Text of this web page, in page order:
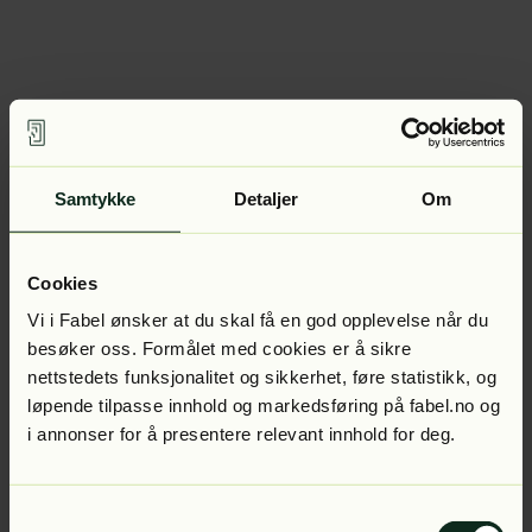
Samtykke Detaljer Om
Cookies
Vi i Fabel ønsker at du skal få en god opplevelse når du
besøker oss. Formålet med cookies er å sikre
nettstedets funksjonalitet og sikkerhet, føre statistikk, og
løpende tilpasse innhold og markedsføring på fabel.no og
i annonser for å presentere relevant innhold for deg.